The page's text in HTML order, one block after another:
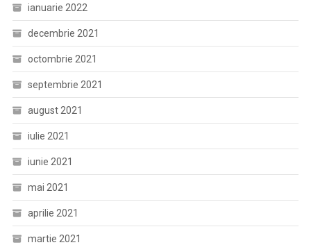
ianuarie 2022
decembrie 2021
octombrie 2021
septembrie 2021
august 2021
iulie 2021
iunie 2021
mai 2021
aprilie 2021
martie 2021